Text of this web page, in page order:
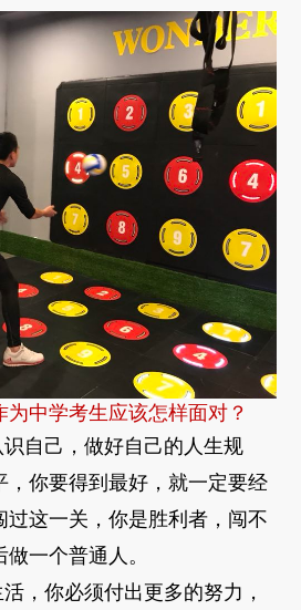
中学考生应该怎样面对？
自己，做好自己的人生规
，你要得到最好，就一定要经
过这一关，你是胜利者，闯不
一个普通人。
，你必须付出更多的努力，